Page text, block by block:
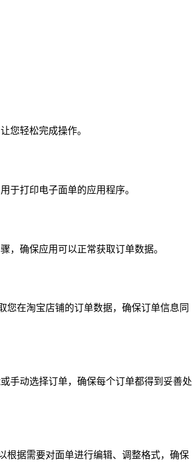
您轻松完成操作。
于打印电子面单的应用程序。
，确保应用可以正常获取订单数据。
您在淘宝店铺的订单数据，确保订单信息同
手动选择订单，确保每个订单都得到妥善处
根据需要对面单进行编辑、调整格式，确保